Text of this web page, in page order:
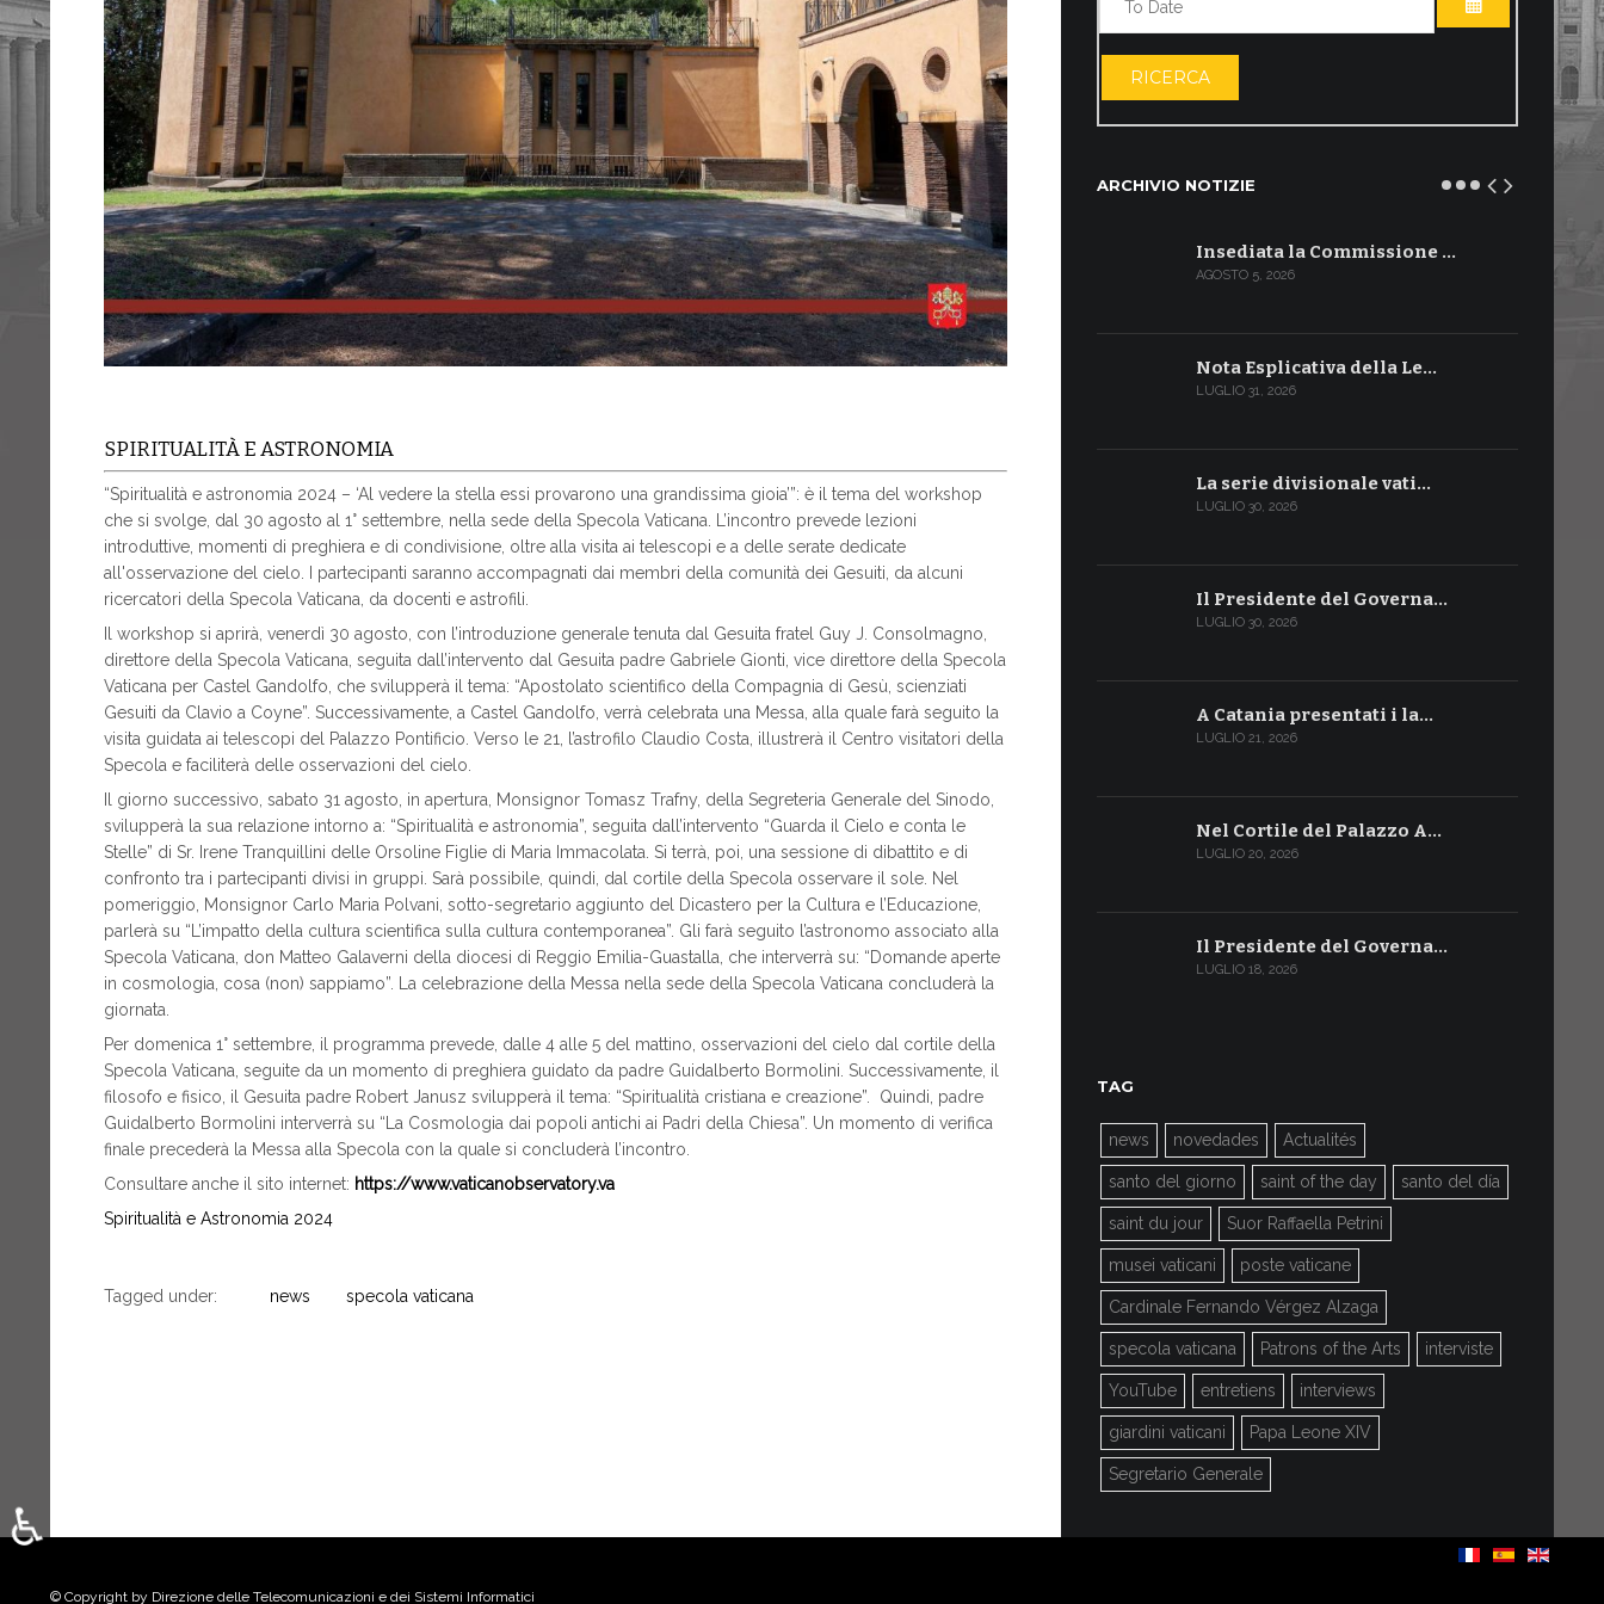
SPIRITUALITÀ E ASTRONOMIA
“Spiritualità e astronomia 2024 – ‘Al vedere la stella essi provarono una grandissima gioia’”: è il tema del workshop
che si svolge, dal 30 agosto al 1° settembre, nella sede della Specola Vaticana. L’incontro prevede lezioni
introduttive, momenti di preghiera e di condivisione, oltre alla visita ai telescopi e a delle serate dedicate
all'osservazione del cielo. I partecipanti saranno accompagnati dai membri della comunità dei Gesuiti, da alcuni
ricercatori della Specola Vaticana, da docenti e astrofili.
Il workshop si aprirà, venerdì 30 agosto, con l’introduzione generale tenuta dal Gesuita fratel Guy J. Consolmagno,
direttore della Specola Vaticana, seguita dall’intervento dal Gesuita padre Gabriele Gionti, vice direttore della Specola
Vaticana per Castel Gandolfo, che svilupperà il tema: “Apostolato scientifico della Compagnia di Gesù, scienziati
Gesuiti da Clavio a Coyne”. Successivamente, a Castel Gandolfo, verrà celebrata una Messa, alla quale farà seguito la
visita guidata ai telescopi del Palazzo Pontificio. Verso le 21, l’astrofilo Claudio Costa, illustrerà il Centro visitatori della
Specola e faciliterà delle osservazioni del cielo.
Il giorno successivo, sabato 31 agosto, in apertura, Monsignor Tomasz Trafny, della Segreteria Generale del Sinodo,
svilupperà la sua relazione intorno a: “Spiritualità e astronomia”, seguita dall’intervento “Guarda il Cielo e conta le
Stelle” di Sr. Irene Tranquillini delle Orsoline Figlie di Maria Immacolata. Si terrà, poi, una sessione di dibattito e di
confronto tra i partecipanti divisi in gruppi. Sarà possibile, quindi, dal cortile della Specola osservare il sole. Nel
pomeriggio, Monsignor Carlo Maria Polvani, sotto-segretario aggiunto del Dicastero per la Cultura e l’Educazione,
parlerà su “L’impatto della cultura scientifica sulla cultura contemporanea”. Gli farà seguito l’astronomo associato alla
Specola Vaticana, don Matteo Galaverni della diocesi di Reggio Emilia-Guastalla, che interverrà su: “Domande aperte
in cosmologia, cosa (non) sappiamo”. La celebrazione della Messa nella sede della Specola Vaticana concluderà la
giornata.
Per domenica 1° settembre, il programma prevede, dalle 4 alle 5 del mattino, osservazioni del cielo dal cortile della
Specola Vaticana, seguite da un momento di preghiera guidato da padre Guidalberto Bormolini. Successivamente, il
filosofo e fisico, il Gesuita padre Robert Janusz svilupperà il tema: “Spiritualità cristiana e creazione”. Quindi, padre
Guidalberto Bormolini interverrà su “La Cosmologia dai popoli antichi ai Padri della Chiesa”. Un momento di verifica
finale precederà la Messa alla Specola con la quale si concluderà l’incontro.
Consultare anche il sito internet: https://www.vaticanobservatory.va
Spiritualità e Astronomia 2024
Tagged under: news specola vaticana
APRI IL
RICERCA
ARCHIVIO NOTIZIE
Insediata la Commissione …
AGOSTO 5, 2026
Nota Esplicativa della Le…
LUGLIO 31, 2026
La serie divisionale vati…
LUGLIO 30, 2026
Il Presidente del Governa…
LUGLIO 30, 2026
A Catania presentati i la…
LUGLIO 21, 2026
Nel Cortile del Palazzo A…
LUGLIO 20, 2026
Il Presidente del Governa…
LUGLIO 18, 2026
TAG
news novedades Actualités
santo del giorno saint of the day santo del día
saint du jour Suor Raffaella Petrini
musei vaticani poste vaticane
Cardinale Fernando Vérgez Alzaga
specola vaticana Patrons of the Arts interviste
YouTube entretiens interviews
giardini vaticani Papa Leone XIV
Segretario Generale
© Copyright by Direzione delle Telecomunicazioni e dei Sistemi Informatici